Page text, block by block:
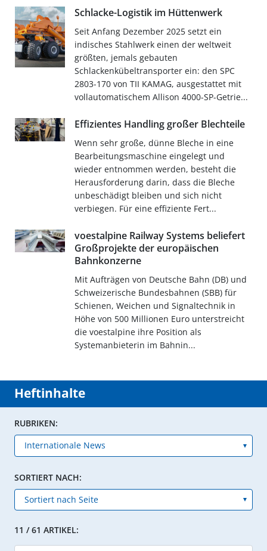
Schlacke-Logistik im Hüttenwerk
Seit Anfang Dezember 2025 setzt ein
indisches Stahlwerk einen der weltweit
größten, jemals gebauten
Schlackenkübeltransporter ein: den SPC
2803-170 von TII KAMAG, ausgestattet mit
vollautomatischem Allison 4000-SP-Getrie...
Effizientes Handling großer Blechteile
Wenn sehr große, dünne Bleche in eine
Bearbeitungsmaschine eingelegt und
wieder entnommen werden, besteht die
Herausforderung darin, dass die Bleche
unbeschädigt bleiben und sich nicht
verbiegen. Für eine effiziente Fert...
voestalpine Railway Systems beliefert
Großprojekte der europäischen
Bahnkonzerne
Mit Aufträgen von Deutsche Bahn (DB) und
Schweizerische Bundesbahnen (SBB) für
Schienen, Weichen und Signaltechnik in
Höhe von 500 Millionen Euro unterstreicht
die voestalpine ihre Position als
Systemanbieterin im Bahnin...
Heftinhalte
RUBRIKEN:
SORTIERT NACH:
11 / 61 ARTIKEL: